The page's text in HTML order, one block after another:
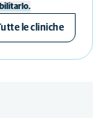
le cliniche